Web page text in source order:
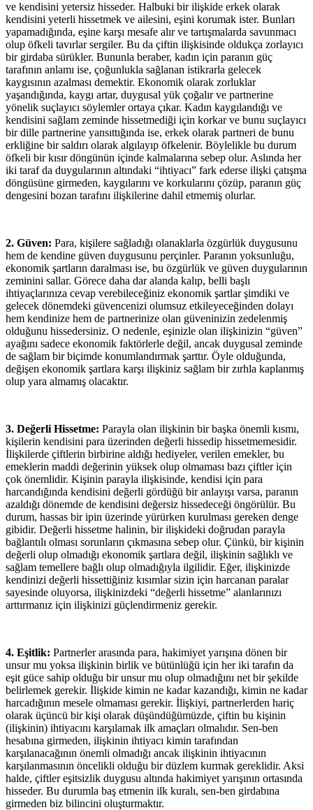
ve kendisini yetersiz hisseder. Halbuki bir ilişkide erkek olarak
kendisini yeterli hissetmek ve ailesini, eşini korumak ister. Bunları
yapamadığında, eşine karşı mesafe alır ve tartışmalarda savunmacı
olup öfkeli tavırlar sergiler. Bu da çiftin ilişkisinde oldukça zorlayıcı
bir girdaba sürükler. Bununla beraber, kadın için paranın güç
tarafının anlamı ise, çoğunlukla sağlanan istikrarla gelecek
kaygısının azalması demektir. Ekonomik olarak zorluklar
yaşandığında, kaygı artar, duygusal yük çoğalır ve partnerine
yönelik suçlayıcı söylemler ortaya çıkar. Kadın kaygılandığı ve
kendisini sağlam zeminde hissetmediği için korkar ve bunu suçlayıcı
bir dille partnerine yansıttığında ise, erkek olarak partneri de bunu
erkliğine bir saldırı olarak algılayıp öfkelenir. Böylelikle bu durum
öfkeli bir kısır döngünün içinde kalmalarına sebep olur. Aslında her
iki taraf da duygularının altındaki “ihtiyacı” fark ederse ilişki çatışma
döngüsüne girmeden, kaygılarını ve korkularını çözüp, paranın güç
dengesini bozan tarafını ilişkilerine dahil etmemiş olurlar.
2. Güven: Para, kişilere sağladığı olanaklarla özgürlük duygusunu
hem de kendine güven duygusunu perçinler. Paranın yoksunluğu,
ekonomik şartların daralması ise, bu özgürlük ve güven duygularının
zeminini sallar. Görece daha dar alanda kalıp, belli başlı
ihtiyaçlarınıza cevap verebileceğiniz ekonomik şartlar şimdiki ve
gelecek dönemdeki güvencenizi olumsuz etkileyeceğinden dolayı
hem kendinize hem de partnerinize olan güveninizin zedelenmiş
olduğunu hissedersiniz. O nedenle, eşinizle olan ilişkinizin “güven”
ayağını sadece ekonomik faktörlerle değil, ancak duygusal zeminde
de sağlam bir biçimde konumlandırmak şarttır. Öyle olduğunda,
değişen ekonomik şartlara karşı ilişkiniz sağlam bir zırhla kaplanmış
olup yara almamış olacaktır.
3. Değerli Hissetme: Parayla olan ilişkinin bir başka önemli kısmı,
kişilerin kendisini para üzerinden değerli hissedip hissetmemesidir.
İlişkilerde çiftlerin birbirine aldığı hediyeler, verilen emekler, bu
emeklerin maddi değerinin yüksek olup olmaması bazı çiftler için
çok önemlidir. Kişinin parayla ilişkisinde, kendisi için para
harcandığında kendisini değerli gördüğü bir anlayışı varsa, paranın
azaldığı dönemde de kendisini değersiz hissedeceği öngörülür. Bu
durum, hassas bir ipin üzerinde yürürken kurulması gereken denge
gibidir. Değerli hissetme halinin, bir ilişkideki doğrudan parayla
bağlantılı olması sorunların çıkmasına sebep olur. Çünkü, bir kişinin
değerli olup olmadığı ekonomik şartlara değil, ilişkinin sağlıklı ve
sağlam temellere bağlı olup olmadığıyla ilgilidir. Eğer, ilişkinizde
kendinizi değerli hissettiğiniz kısımlar sizin için harcanan paralar
sayesinde oluyorsa, ilişkinizdeki “değerli hissetme” alanlarınızı
arttırmanız için ilişkinizi güçlendirmeniz gerekir.
4. Eşitlik: Partnerler arasında para, hakimiyet yarışına dönen bir
unsur mu yoksa ilişkinin birlik ve bütünlüğü için her iki tarafın da
eşit güce sahip olduğu bir unsur mu olup olmadığını net bir şekilde
belirlemek gerekir. İlişkide kimin ne kadar kazandığı, kimin ne kadar
harcadığının mesele olmaması gerekir. İlişkiyi, partnerlerden hariç
olarak üçüncü bir kişi olarak düşündüğümüzde, çiftin bu kişinin
(ilişkinin) ihtiyacını karşılamak ilk amaçları olmalıdır. Sen-ben
hesabına girmeden, ilişkinin ihtiyacı kimin tarafından
karşılanacağının önemli olmadığı ancak ilişkinin ihtiyacının
karşılanmasının öncelikli olduğu bir düzlem kurmak gereklidir. Aksi
halde, çiftler eşitsizlik duygusu altında hakimiyet yarışının ortasında
hisseder. Bu durumla baş etmenin ilk kuralı, sen-ben girdabına
girmeden biz bilincini oluşturmaktır.